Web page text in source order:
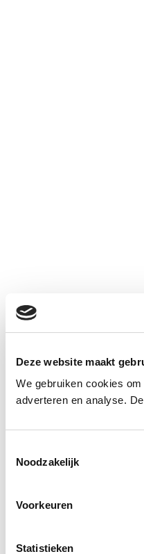
Deze website maakt
We gebruiken cookies
adverteren en analyse.
Noodzakelijk
Voorkeuren
Statistieken